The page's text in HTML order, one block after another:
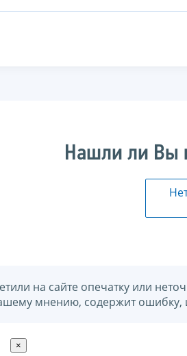
Нашли ли Вы
на сайте опечатку или
мнению, содержит
×